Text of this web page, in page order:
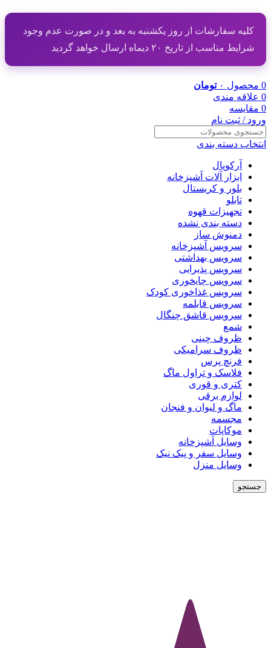
کلیه سفارشات از روز یکشنبه به بعد و در صورت عدم وجود
شرایط مناسب از تاریخ ۲۰ دیماه ارسال خواهد گردید
0 محصول ۰ تومان
0 علاقه مندی
0 مقایسه
ورود / ثبت نام
انتخاب دسته بندی
آرکوپال
ابزار آلات آشپزخانه
بلور و کریستال
تابلو
تجهیزات قهوه
دسته بندی نشده
دمنوش ساز
سرویس آشپزخانه
سرویس بهداشتی
سرویس پذیرایی
سرویس چایخوری
سرویس غذاخوری کودک
سرویس قابلمه
سرویس قاشق چنگال
شمع
ظروف چینی
ظروف سرامیکی
فرنچ پرس
فلاسک و تراول ماگ
کتری و قوری
لوازم برقی
ماگ و لیوان و فنجان
مجسمه
موکاپات
وسایل آشپزخانه
وسایل سفر و پیک نیک
وسایل منزل
جستجو